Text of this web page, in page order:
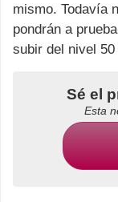
mismo. Todavía
pondrán a
subir del nivel 50
Sé el
Esta